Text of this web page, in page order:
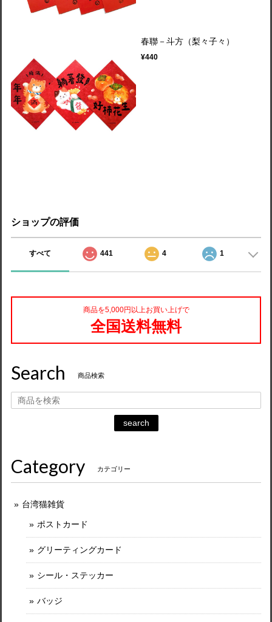
春聯－斗方（梨々子々）
¥440
ショップの評価
すべて 441 4 1
商品を5,000円以上お買い上げで
全国送料無料
Search 商品検索
search
Category カテゴリー
台湾猫雑貨
ポストカード
グリーティングカード
シール・ステッカー
バッジ